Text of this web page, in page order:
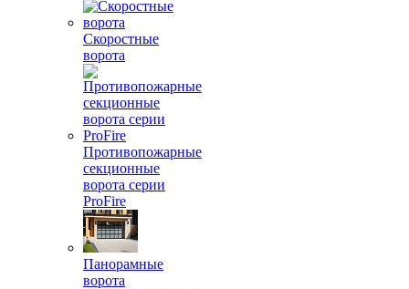
Скоростные
ворота
Противопожарные
секционные
ворота серии
ProFire
Панорамные
ворота